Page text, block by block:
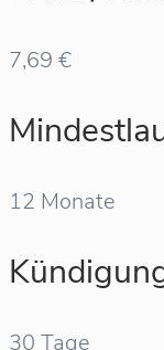
7,69 €
12 Monate
30 Tage